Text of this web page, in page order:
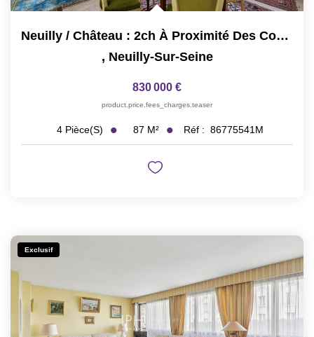
Neuilly / Château : 2ch À Proximité Des Commodités
, Neuilly-Sur-Seine
830 000 €
product.price.fees_charges.teaser
4 Pièce(s) 87 M² Réf : 86775541M
Exclusif